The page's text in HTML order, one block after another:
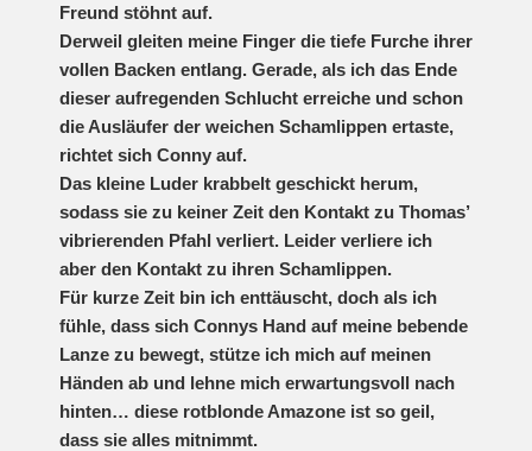
Freund stöhnt auf.
Derweil gleiten meine Finger die tiefe Furche ihrer
vollen Backen entlang. Gerade, als ich das Ende
dieser aufregenden Schlucht erreiche und schon
die Ausläufer der weichen Schamlippen ertaste,
richtet sich Conny auf.
Das kleine Luder krabbelt geschickt herum,
sodass sie zu keiner Zeit den Kontakt zu Thomas’
vibrierenden Pfahl verliert. Leider verliere ich
aber den Kontakt zu ihren Schamlippen.
Für kurze Zeit bin ich enttäuscht, doch als ich
fühle, dass sich Connys Hand auf meine bebende
Lanze zu bewegt, stütze ich mich auf meinen
Händen ab und lehne mich erwartungsvoll nach
hinten… diese rotblonde Amazone ist so geil,
dass sie alles mitnimmt.